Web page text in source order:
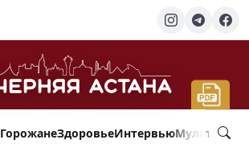
ГорожанеЗдоровьеИнтервью